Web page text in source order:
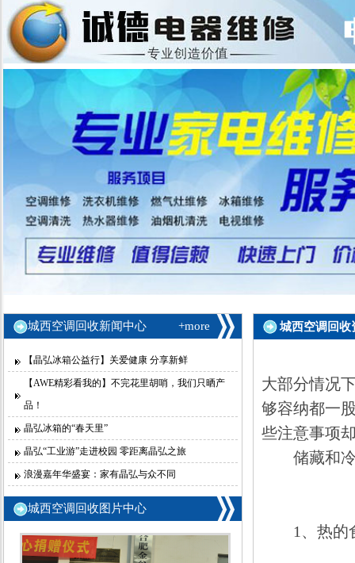
+more
城西空调回收新闻中心
【晶弘冰箱公益行】关爱健康 分享新鲜
【AWE精彩看我的】不完花里胡哨，我们只晒产
品！
晶弘冰箱的“春天里”
晶弘“工业游”走进校园 零距离晶弘之旅
浪漫嘉年华盛宴：家有晶弘与众不同
城西空调回收图片中心
城西空调回收
大部分情况
够容纳都一
些注意事项
储藏和冷
1、热的食